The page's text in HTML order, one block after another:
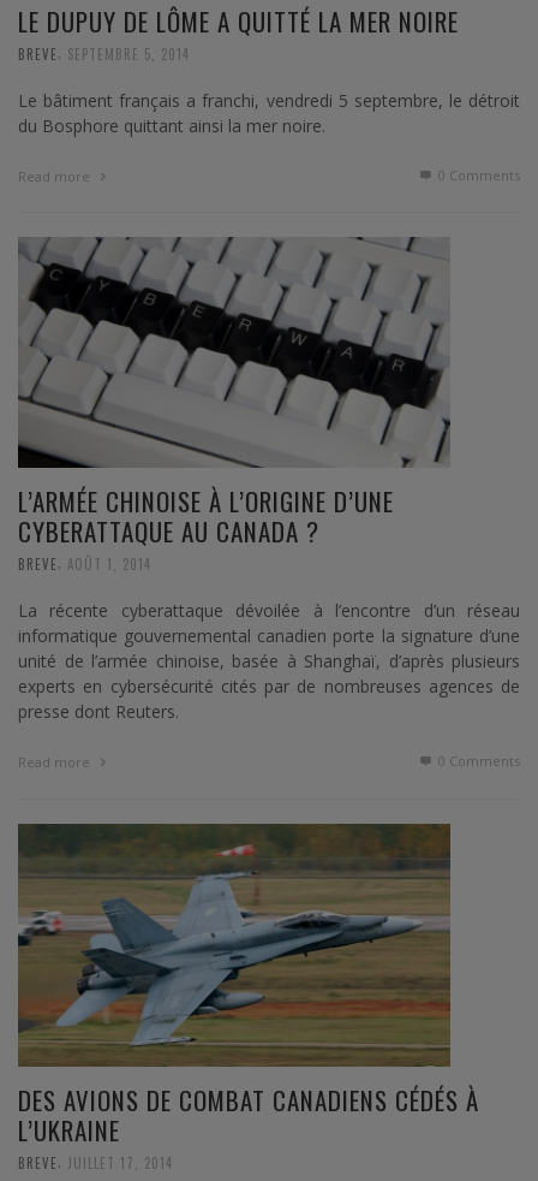
LE DUPUY DE LÔME A QUITTÉ LA MER NOIRE
BREVE SEPTEMBRE 5, 2014
Le bâtiment français a franchi, vendredi 5 septembre, le détroit
du Bosphore quittant ainsi la mer noire.
Read more 0 Comments
L’ARMÉE CHINOISE À L’ORIGINE D’UNE
CYBERATTAQUE AU CANADA ?
BREVE AOÛT 1, 2014
La récente cyberattaque dévoilée à l’encontre d’un réseau
informatique gouvernemental canadien porte la signature d’une
unité de l’armée chinoise, basée à Shanghaï, d’après plusieurs
experts en cybersécurité cités par de nombreuses agences de
presse dont Reuters.
Read more 0 Comments
DES AVIONS DE COMBAT CANADIENS CÉDÉS À
L’UKRAINE
BREVE JUILLET 17, 2014